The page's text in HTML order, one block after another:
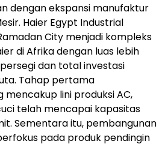
dengan ekspansi manufaktur
Haier Egypt Industrial
City menjadi kompleks
di Afrika dengan luas lebih
dan total investasi
Tahap pertama
lini produksi AC,
telah mencapai kapasitas
Sementara itu, pembangunan
pada produk pendingin